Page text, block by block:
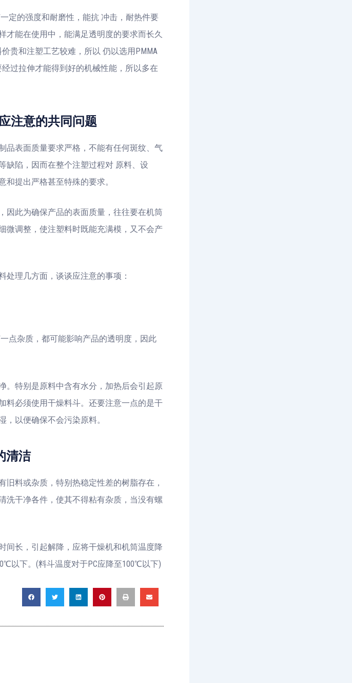
定的强度和耐磨性，能抗 冲击，耐热件要
才能在使用中，能满足透明度的要求而长久
贵和注塑工艺较难，所以 仍以选用PMMA
过拉伸才能得到好的机械性能，所以多在
注意的共同问题
品表面质量要求严格，不能有任何斑纹、气
缺陷，因而在整个注塑过程对 原料、设
提出严格甚至特殊的要求。
因此为确保产品的表面质量，往往要在机筒
微调整，使注塑料时既能充满模，又不会产
处理几方面，谈谈应注意的事项：
点杂质，都可能影响产品的透明度，因此
。特别是原料中含有水分，加热后会引起原
料必须使用干燥料斗。还要注意一点的是干
以便确保不会污染原料。
清洁
料或杂质，特别热稳定性差的树脂存在，
洗干净各件，使其不得粘有杂质，当没有螺
间长，引起解降，应将干燥机和机筒温度降
以下。(料斗温度对于PC应降至100℃以下)